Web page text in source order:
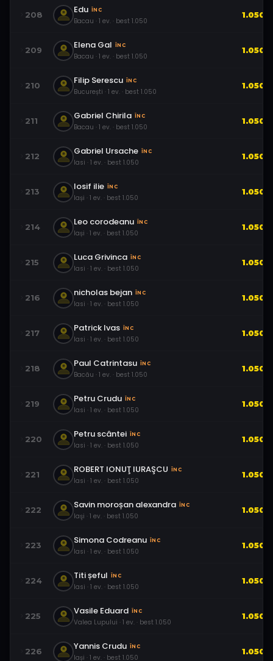
208 Edu ÎNC
Bacau · 1 ev. · best 1.050
1.050
209 Elena Gal ÎNC
Bacau · 1 ev. · best 1.050
1.050
210 Filip Serescu ÎNC
București · 1 ev. · best 1.050
1.050
211 Gabriel Chirila ÎNC
Bacau · 1 ev. · best 1.050
1.050
212 Gabriel Ursache ÎNC
Iasi · 1 ev. · best 1.050
1.050
213 Iosif ilie ÎNC
Iași · 1 ev. · best 1.050
1.050
214 Leo corodeanu ÎNC
Iași · 1 ev. · best 1.050
1.050
215 Luca Grivinca ÎNC
Iasi · 1 ev. · best 1.050
1.050
216 nicholas bejan ÎNC
Iasi · 1 ev. · best 1.050
1.050
217 Patrick Ivas ÎNC
Iasi · 1 ev. · best 1.050
1.050
218 Paul Catrintasu ÎNC
Bacău · 1 ev. · best 1.050
1.050
219 Petru Crudu ÎNC
Iasi · 1 ev. · best 1.050
1.050
220 Petru scântei ÎNC
Iasi · 1 ev. · best 1.050
1.050
221 ROBERT IONUŢ IURAŞCU ÎNC
Iasi · 1 ev. · best 1.050
1.050
222 Savin moroșan alexandra ÎNC
Iaşi · 1 ev. · best 1.050
1.050
223 Simona Codreanu ÎNC
Iasi · 1 ev. · best 1.050
1.050
224 Titi șeful ÎNC
Iasi · 1 ev. · best 1.050
1.050
225 Vasile Eduard ÎNC
Valea Lupului · 1 ev. · best 1.050
1.050
226 Yannis Crudu ÎNC
Iași · 1 ev. · best 1.050
1.050